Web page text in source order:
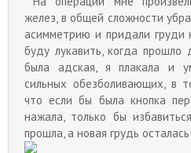
желез, в общей сложности
асимметрию и придали груди
буду лукавить, когда прошло
была адская, я плакала и
сильных обезболивающих, в
что если бы была кнопка
нажала, только бы
прошла, а новая грудь осталась!